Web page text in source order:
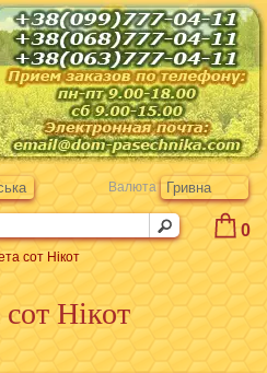
0
Валюта Гривна
сот Нікот
Нікот